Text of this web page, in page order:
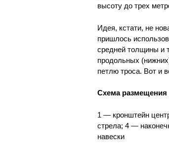
высоту до трех
Идея, кстати, не
пришлось
средней толщины и
продольных
петлю троса. Вот и
Схема размещения
1 — кронштейн
стрела; 4 —
навески